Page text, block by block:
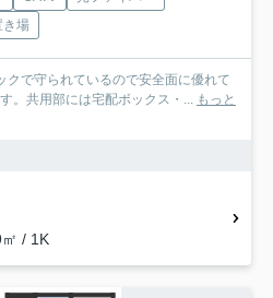
き場
クで守られているので安全面に優れて
。共用部には宅配ボックス・... もっと
/ 1K